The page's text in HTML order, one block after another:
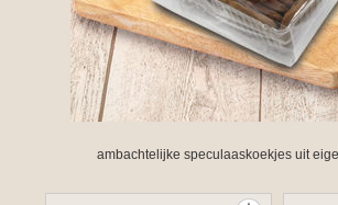
ambachtelijke speculaaskoekjes uit